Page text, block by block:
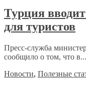
Турция
для туристов
Пресс-служба
сообщило о том, что в...
Новости, Полезные